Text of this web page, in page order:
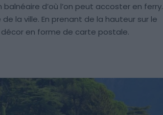
d’où l’on peut accoster en ferry.
la ville. En prenant de la hauteur sur le
décor en forme de carte postale.